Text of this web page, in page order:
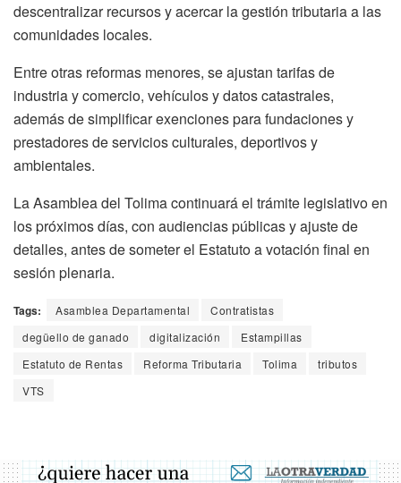
descentralizar recursos y acercar la gestión tributaria a las
comunidades locales.
Entre otras reformas menores, se ajustan tarifas de
industria y comercio, vehículos y datos catastrales,
además de simplificar exenciones para fundaciones y
prestadores de servicios culturales, deportivos y
ambientales.
La Asamblea del Tolima continuará el trámite legislativo en
los próximos días, con audiencias públicas y ajuste de
detalles, antes de someter el Estatuto a votación final en
sesión plenaria.
Tags: Asamblea Departamental
Contratistas
degüello de ganado
digitalización
Estampillas
Estatuto de Rentas
Reforma Tributaria Tolima
tributos
VTS